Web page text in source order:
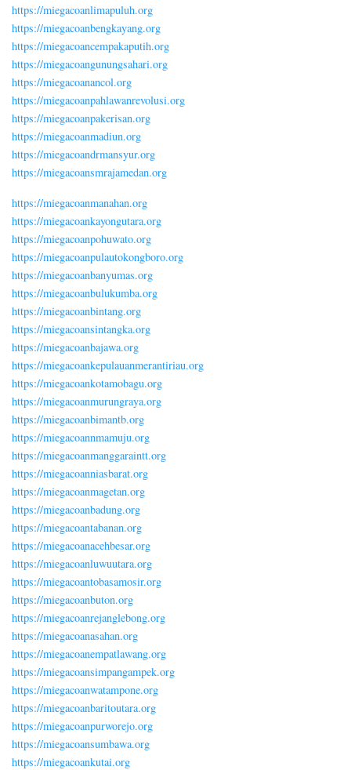
https://miegacoanlimapuluh.org
https://miegacoanbengkayang.org
https://miegacoancempakaputih.org
https://miegacoangunungsahari.org
https://miegacoanancol.org
https://miegacoanpahlawanrevolusi.org
https://miegacoanpakerisan.org
https://miegacoanmadiun.org
https://miegacoandrmansyur.org
https://miegacoansmrajamedan.org
https://miegacoanmanahan.org
https://miegacoankayongutara.org
https://miegacoanpohuwato.org
https://miegacoanpulautokongboro.org
https://miegacoanbanyumas.org
https://miegacoanbulukumba.org
https://miegacoanbintang.org
https://miegacoansintangka.org
https://miegacoanbajawa.org
https://miegacoankepulauanmerantiriau.org
https://miegacoankotamobagu.org
https://miegacoanmurungraya.org
https://miegacoanbimantb.org
https://miegacoannmamuju.org
https://miegacoanmanggaraintt.org
https://miegacoanniasbarat.org
https://miegacoanmagetan.org
https://miegacoanbadung.org
https://miegacoantabanan.org
https://miegacoanacehbesar.org
https://miegacoanluwuutara.org
https://miegacoantobasamosir.org
https://miegacoanbuton.org
https://miegacoanrejanglebong.org
https://miegacoanasahan.org
https://miegacoanempatlawang.org
https://miegacoansimpangampek.org
https://miegacoanwatampone.org
https://miegacoanbaritoutara.org
https://miegacoanpurworejo.org
https://miegacoansumbawa.org
https://miegacoankutai.org